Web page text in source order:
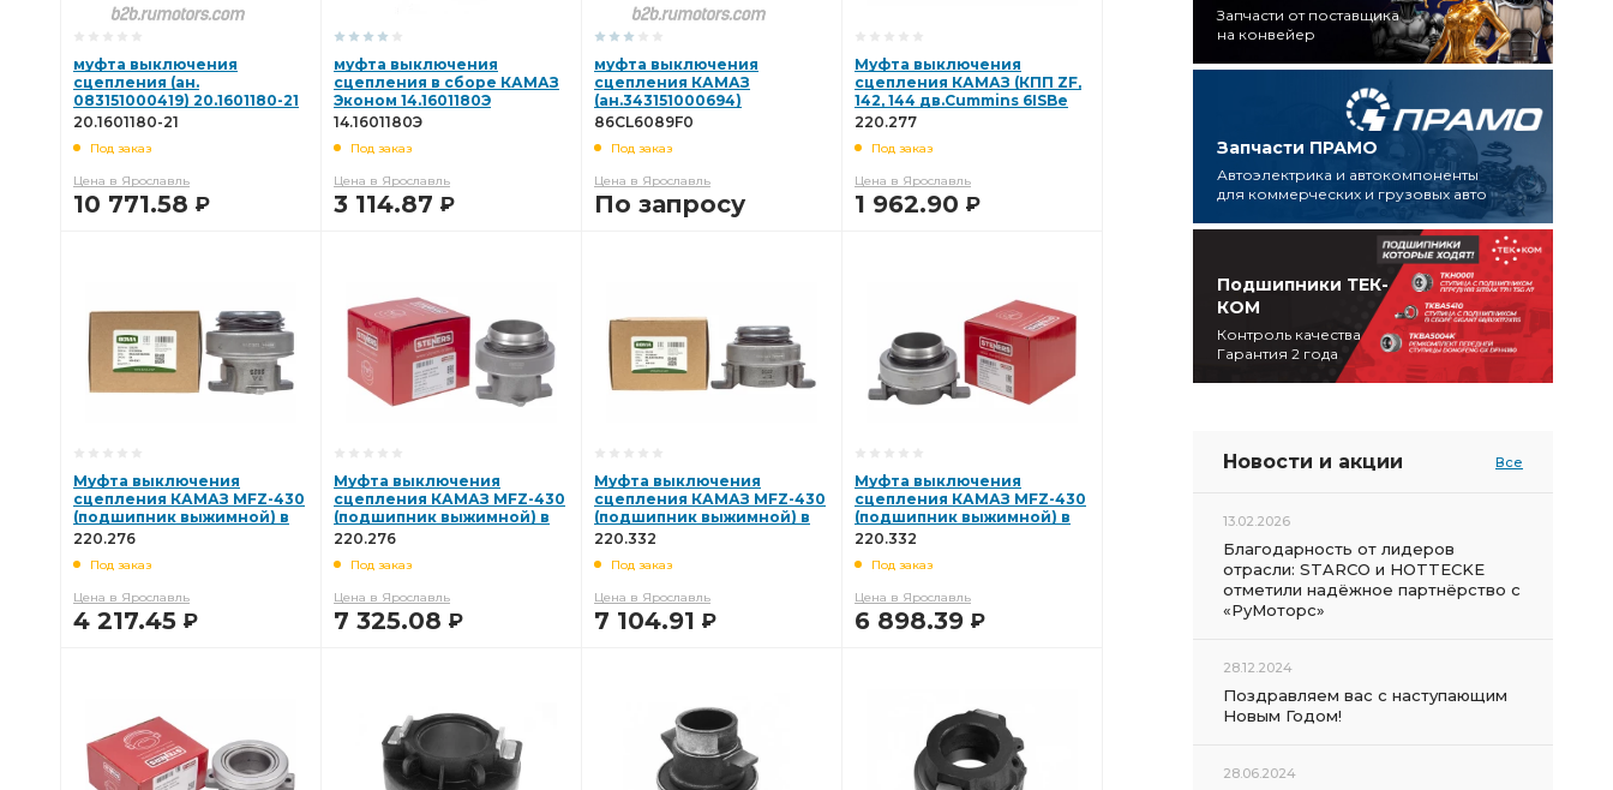
муфта выключения
сцепления (ан.
083151000419) 20.1601180-21
20.1601180-21
Под заказ
Цена в Ярославль
10 771.58 Р
муфта выключения
сцепления в сборе КАМАЗ
Эконом 14.1601180Э
14.1601180Э
Под заказ
Цена в Ярославль
3 114.87 Р
муфта выключения
сцепления КАМАЗ
(ан.343151000694)
86CL6089F0
86CL6089F0
Под заказ
Цена в Ярославль
По запросу
Муфта выключения
сцепления КАМАЗ (КПП ZF,
142, 144 дв.Cummins 6ISBe
185, 210) 3151000419 (BOVIA)
220.277
Под заказ
Цена в Ярославль
1 962.90 Р
Муфта выключения
сцепления КАМАЗ MFZ-430
(подшипник выжимной) в
сборе 3151000034 (BOVIA,
220.276
Под заказ
Цена в Ярославль
4 217.45 Р
Муфта выключения
сцепления КАМАЗ MFZ-430
(подшипник выжимной) в
сборе 3151000034 (STENERS,
220.276
Под заказ
Цена в Ярославль
7 325.08 Р
Муфта выключения
сцепления КАМАЗ MFZ-430
(подшипник выжимной) в
сборе 3151000157 (BOVIA,
220.332
Под заказ
Цена в Ярославль
7 104.91 Р
Муфта выключения
сцепления КАМАЗ MFZ-430
(подшипник выжимной) в
сборе 3151000157 (STENERS,
220.332
Под заказ
Цена в Ярославль
6 898.39 Р
Запчасти от поставщика
на конвейер
Запчасти ПРАМО
Автоэлектрика и автокомпоненты
для коммерческих и грузовых авто
Подшипники ТЕК-
КОМ
Контроль качества
Гарантия 2 года
Новости и акции Все
13.02.2026
Благодарность от лидеров
отрасли: STARCO и HOTTECKE
отметили надёжное партнёрство с
«РуМоторс»
28.12.2024
Поздравляем вас с наступающим
Новым Годом!
28.06.2024